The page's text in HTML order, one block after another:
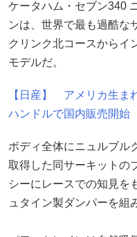
ケータハム・セブン340
ンは、世界で最も過酷な
クリンク北コースからイ
モデルだ。
【日産】 アメリカ生ま
ハンドルで国内販売開始
ボディ全体にニュルブル
取得した同サーキットの
シーにレースでの知見を
ュタイン製ダンパーを組